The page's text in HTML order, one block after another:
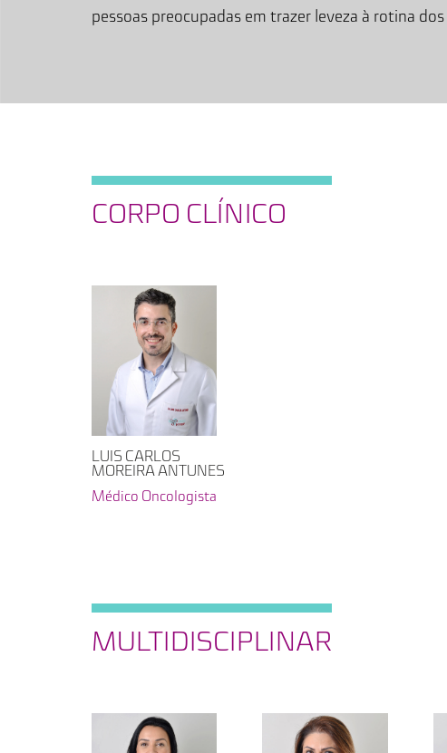
pessoas preocupadas em trazer leveza à rotina
CORPO CLÍNICO
LUIS CARLOS
MOREIRA ANTUNES
Médico Oncologista
MULTIDISCIPLINAR